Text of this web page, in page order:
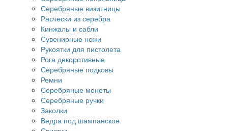
Серебряные визитницы
Расчески из серебра
Кинжалы и сабли
Сувенирные ножи
Рукоятки для пистолета
Рога декоротивные
Серебряные подковы
Ремни
Серебряные монеты
Серебряные ручки
Заколки
Ведра под шампанское